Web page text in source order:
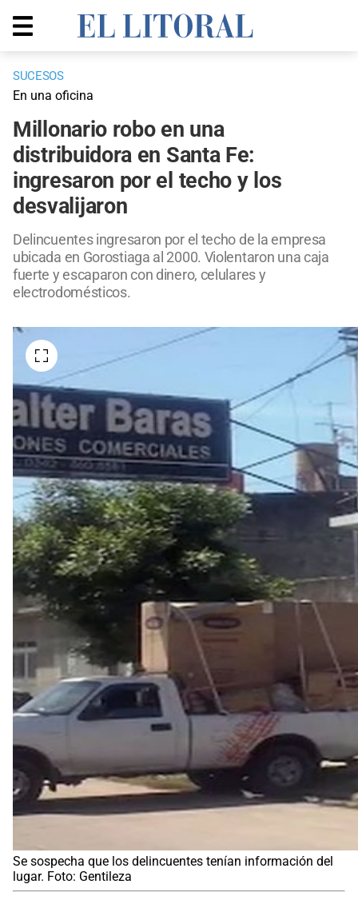
SUCESOS
En una oficina
Millonario robo en una
distribuidora en Santa Fe:
ingresaron por el techo y los
desvalijaron
Delincuentes ingresaron por el techo de la empresa
ubicada en Gorostiaga al 2000. Violentaron una caja
fuerte y escaparon con dinero, celulares y
electrodomésticos.
Se sospecha que los delincuentes tenían información del
lugar. Foto: Gentileza